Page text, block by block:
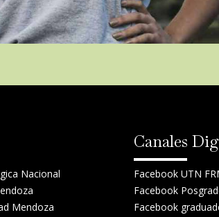
Nacional
Mendoza
Canales
Facebook UTN
Facebook
Facebook